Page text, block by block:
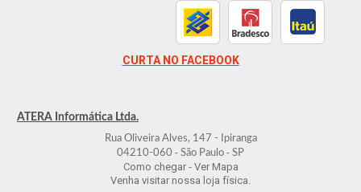
CURTA NO FACEBOOK
ATERA Informática Ltda.
Rua Oliveira Alves, 147 - Ipiranga
04210-060 - São Paulo - SP
Como chegar - Ver Mapa
Venha visitar nossa loja física.